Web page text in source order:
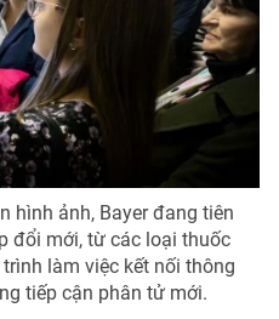
hình ảnh, Bayer đang tiên
đổi mới, từ các loại thuốc
làm việc kết nối thông
tiếp cận phân tử mới.